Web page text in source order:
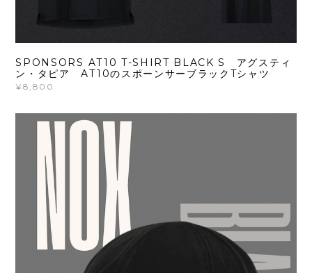
SPONSORS AT10 T-SHIRT BLACK S アグスティ
ン・タピア AT10のスポーンサーブラックTシャツ
¥8,800